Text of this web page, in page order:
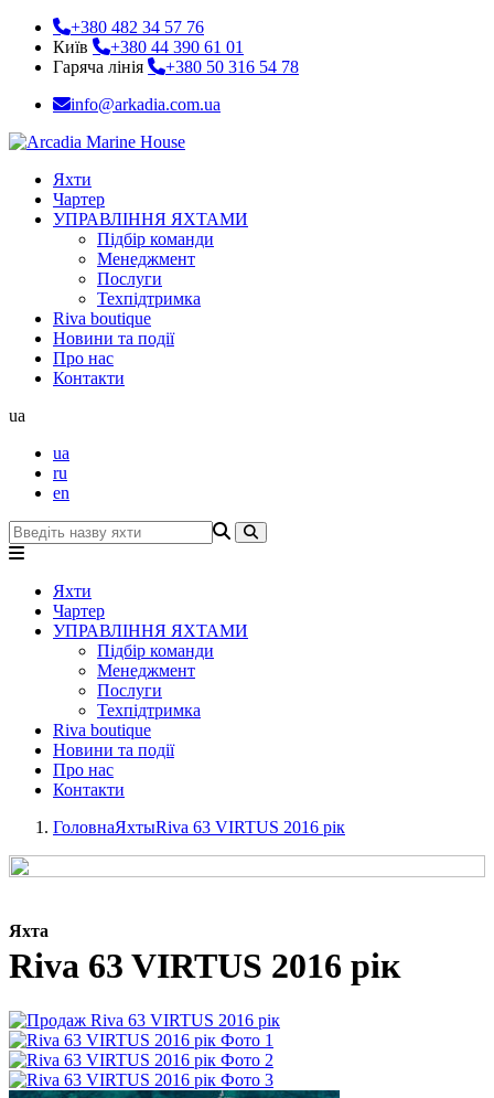
+380 482 34 57 76
Київ
+380 44 390 61 01
Гаряча лінія
+380 50 316 54 78
info@arkadia.com.ua
Яхти
Чартер
УПРАВЛІННЯ ЯХТАМИ
Підбір команди
Менеджмент
Послуги
Техпідтримка
Riva boutique
Новини та події
Про нас
Контакти
ua
ua
ru
en
Яхти
Чартер
УПРАВЛІННЯ ЯХТАМИ
Підбір команди
Менеджмент
Послуги
Техпідтримка
Riva boutique
Новини та події
Про нас
Контакти
ГоловнаЯхтыRiva 63 VIRTUS 2016 рік
Яхта
Riva 63 VIRTUS 2016 рік